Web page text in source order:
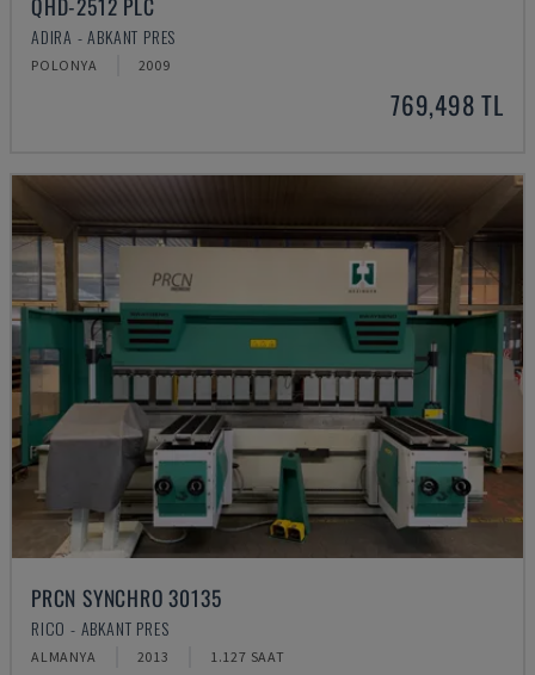
ADIRA - ABKANT PRES
POLONYA 2009
769,498 TL
PRCN SYNCHRO 30135
RICO - ABKANT PRES
ALMANYA 2013 1.127 SAAT